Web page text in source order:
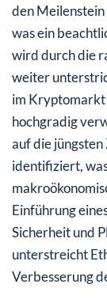
den
was ein
wird durch die
weiter
im Kryptomarkt
hochgradig
auf die
identifiziert,
Einführung
Sicherheit und
unterstreicht
Verbesserung